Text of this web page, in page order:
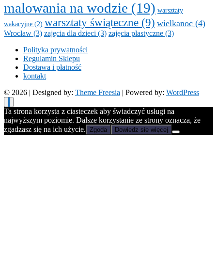
malowania na wodzie (19) warsztaty
wakacyjne (2) warsztaty świąteczne (9) wielkanoc (4)
Wrocław (3) zajęcia dla dzieci (3) zajęcia plastyczne (3)
Polityka prywatności
Regulamin Sklepu
Dostawa i płatność
kontakt
© 2026 | Designed by: Theme Freesia | Powered by: WordPress
Ta strona korzysta z ciasteczek aby świadczyć usługi na
najwyższym poziomie. Dalsze korzystanie ze strony oznacza, że
zgadzasz się na ich użycie.
Zgoda Dowiedz się więcej